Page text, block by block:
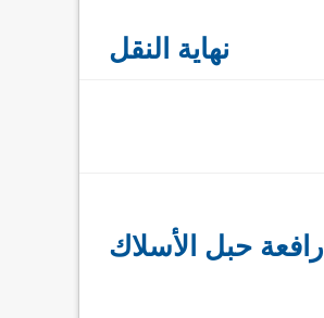
نهاية النقل
رافعة حبل الأسلاك